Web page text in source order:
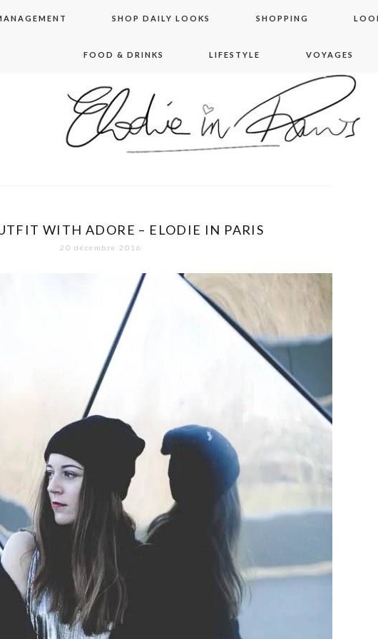
SHOP DAILY LOOKS SHOPPING
FOOD & DRINKS LIFESTYLE VOYAGES
in paris
WITH ADORE – ELODIE IN PARIS
20 décembre 2016